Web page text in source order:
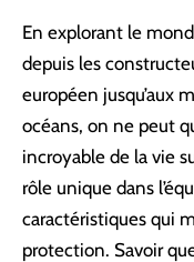
En explorant le
depuis les
européen jusqu’aux
océans, on ne peut
incroyable de la vie
rôle unique dans
caractéristiques qui
protection. Savoir